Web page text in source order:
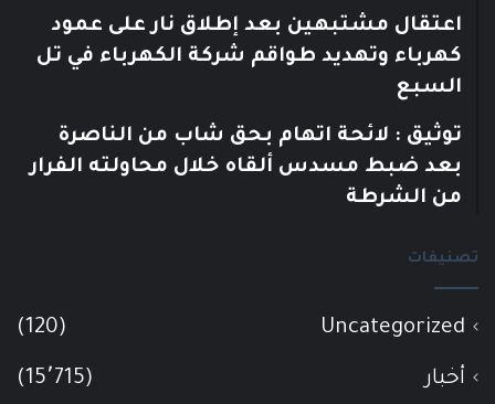
اعتقال مشتبهين بعد إطلاق نار على عمود
كهرباء وتهديد طواقم شركة الكهرباء في تل
السبع
توثيق : لائحة اتهام بحق شاب من الناصرة
بعد ضبط مسدس ألقاه خلال محاولته الفرار
من الشرطة
تصنيفات
Uncategorized
(120)
أخبار (15٬715)